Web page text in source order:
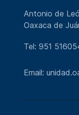
Antonio de
Oaxaca de
Tel: 951
Email: